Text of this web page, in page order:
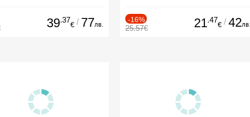
39.37
€ / 77лв.
-16%
25.57€ 21.47
€ / 42лв.